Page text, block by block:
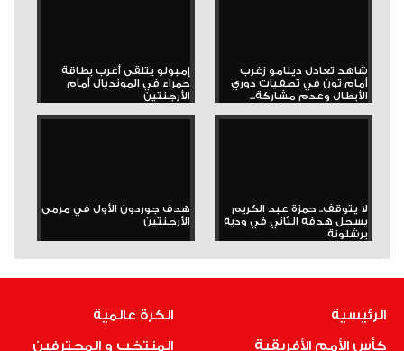
شاهد تعادل دينامو زغرب
أمام ثون في تصفيات دوري
الأبطال وعدم مشاركة...
إمبولو يتلقى أغرب بطاقة
حمراء في المونديال أمام
الأرجنتين
لا يتوقف.. حمزة عبد الكريم
يسجل هدفه الثاني في ودية
برشلونة
هدف جوردون الأول في مرمى
الأرجنتين
الرئيسية
كأس الأمم الأفريقية
الكرة عالمية
المنتخب و المحترفين